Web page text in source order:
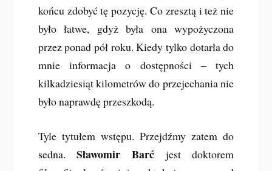
końcu zdobyć tę pozycję. Co zresztą i też nie
było łatwe, gdyż była ona wypożyczona
przez ponad pół roku. Kiedy tylko dotarła do
mnie informacja o dostępności – tych
kilkadziesiąt kilometrów do przejechania nie
było naprawdę przeszkodą.
Tyle tytułem wstępu. Przejdźmy zatem do
sedna.Sławomir Barć jest doktorem